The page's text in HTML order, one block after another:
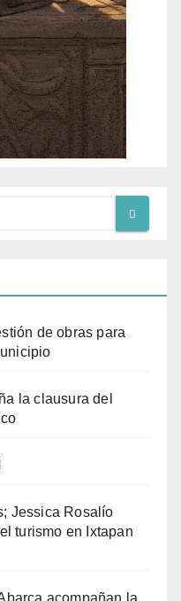
de obras para
la clausura del
Jessica Rosalío
turismo en Ixtapan